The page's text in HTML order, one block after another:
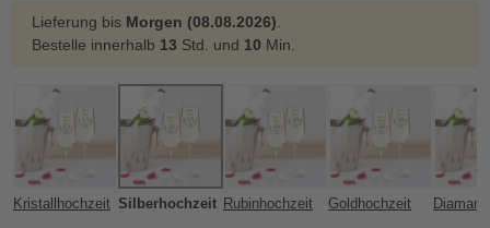
Lieferung bis Morgen (08.08.2026).
Bestelle innerhalb 13 Std. und 10 Min.
Kristallhochzeit Silberhochzeit Rubinhochzeit Goldhochzeit